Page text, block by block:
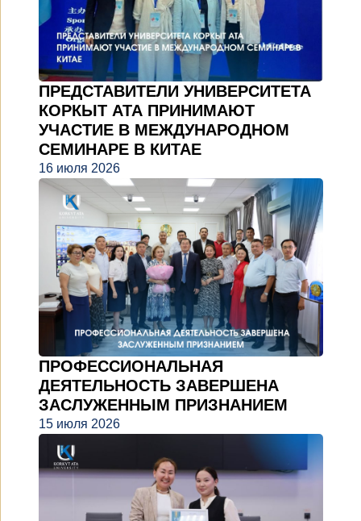
ПРЕДСТАВИТЕЛИ УНИВЕРСИТЕТА
КОРКЫТ АТА ПРИНИМАЮТ
УЧАСТИЕ В МЕЖДУНАРОДНОМ
СЕМИНАРЕ В КИТАЕ
16 июля 2026
ПРОФЕССИОНАЛЬНАЯ
ДЕЯТЕЛЬНОСТЬ ЗАВЕРШЕНА
ЗАСЛУЖЕННЫМ ПРИЗНАНИЕМ
15 июля 2026